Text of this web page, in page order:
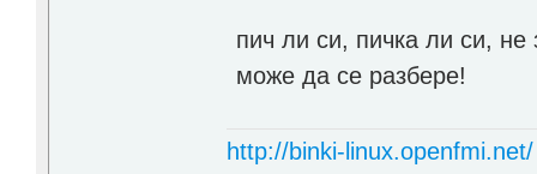
пич ли си, пичка ли си,
може да се разбере!
http://binki-linux.openfmi.net/